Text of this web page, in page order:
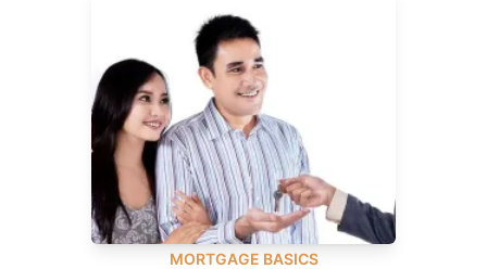
MORTGAGE BASICS